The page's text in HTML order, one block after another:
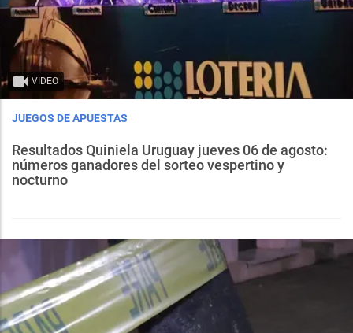
VIDEO
JUEGOS DE APUESTAS
Resultados Quiniela Uruguay jueves 06 de agosto:
números ganadores del sorteo vespertino y
nocturno